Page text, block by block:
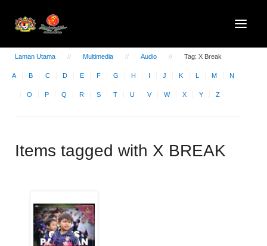
Laman Utama Multimedia Audio Tag: X Break
A B C D E F G H I J K L M N
O P Q R S T U V W X Y Z
Items tagged with X BREAK